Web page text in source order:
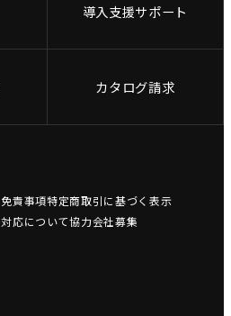
導入支援サポート
カタログ請求
免責事項特定商取引に基づく表示
応について協力会社募集